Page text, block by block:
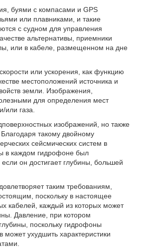
буями с компасами и GPS
или плавниками, и такие
с судном для управления
альтернативы, приемники
или в кабеле, размещенном на дне
или ускорения, как функцию
местоположений источника и
земли. Изображения,
для определения мест
или газа.
изображений, но также
такому двойному
сейсмических систем в
в каждом гидрофоне был
он достигает глубины, большей
таким требованиям,
поскольку в настоящее
кабелей, каждый из которых может
Давление, при котором
поскольку гидрофоны
ухудшить характеристики